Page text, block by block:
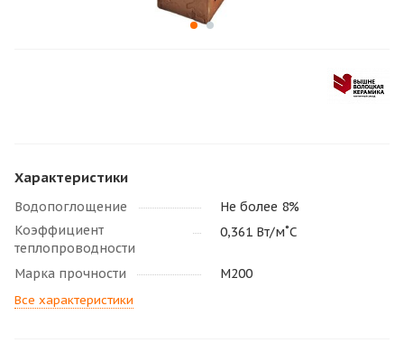
Характеристики
Водопоглощение
Не более 8%
Коэффициент
теплопроводности
0,361 Вт/м˚С
Марка прочности М200
Все характеристики